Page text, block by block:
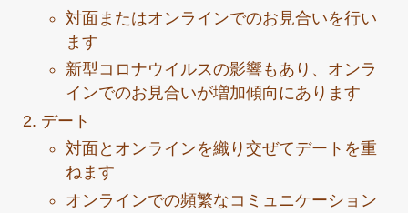
対面またはオンラインでのお見合いを行い
ます
新型コロナウイルスの影響もあり、オンラ
インでのお見合いが増加傾向にあります
デート
対面とオンラインを織り交ぜてデートを重
ねます
オンラインでの頻繁なコミュニケーション